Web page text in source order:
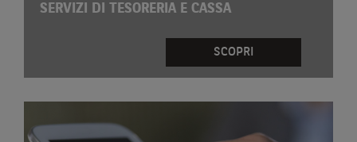
SERVIZI DI TESORERIA E CASSA
SCOPRI